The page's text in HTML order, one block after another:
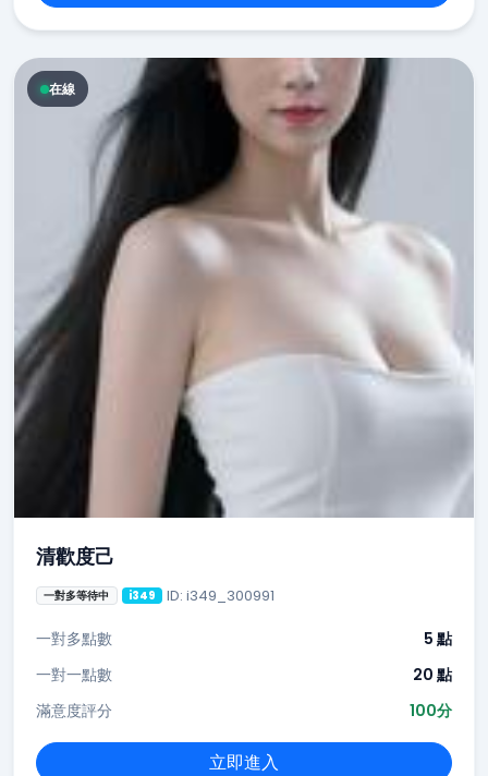
在線
清歡度己
一對多等待中 i349 ID: i349_300991
一對多點數
5 點
一對一點數
20 點
滿意度評分
100分
立即進入